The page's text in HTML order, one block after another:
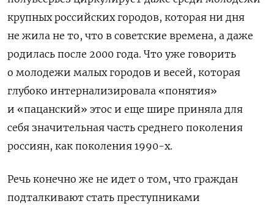
крупных российских городов, которая ни дня
не жила не то, что в советские времена, а даже
родилась после 2000 года. Что уже говорить
о молодежи малых городов и весей, которая
глубоко интернализировала «понятия»
и «пацанский» этос и еще шире приняла для
себя значительная часть среднего поколения
россиян, как поколения 1990-х.
Речь конечно же не идет о том, что граждан
подталкивают стать преступниками